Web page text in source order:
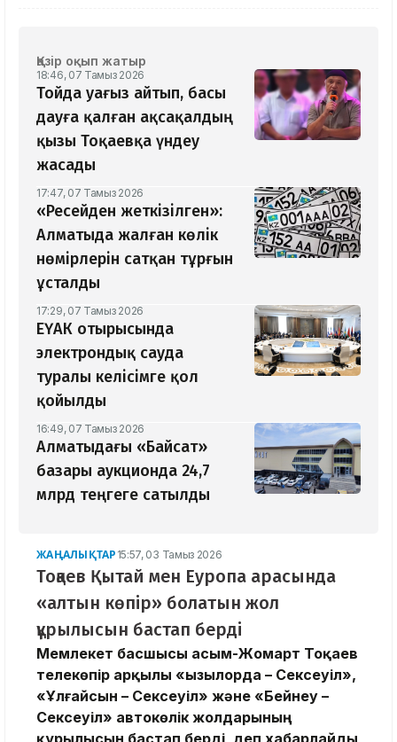
Қазір оқып жатыр
18:46, 07 Тамыз 2026
Тойда уағыз айтып, басы
дауға қалған ақсақалдың
қызы Тоқаевқа үндеу
жасады
17:47, 07 Тамыз 2026
«Ресейден жеткізілген»:
Алматыда жалған көлік
нөмірлерін сатқан тұрғын
ұсталды
17:29, 07 Тамыз 2026
ЕҮАК отырысында
электрондық сауда
туралы келісімге қол
қойылды
16:49, 07 Тамыз 2026
Алматыдағы «Байсат»
базары аукционда 24,7
млрд теңгеге сатылды
ЖАҢАЛЫҚТАР 15:57, 03 Тамыз 2026
Тоқаев Қытай мен Еуропа арасында
«алтын көпір» болатын жол
құрылысын бастап берді
Мемлекет басшысы Қасым-Жомарт Тоқаев
телекөпір арқылы «Қызылорда – Сексеуіл»,
«Ұлғайсын – Сексеуіл» және «Бейнеу –
Сексеуіл» автокөлік жолдарының